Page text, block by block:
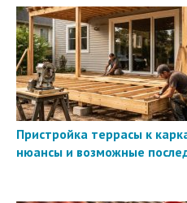
Пристройка террасы к
нюансы и возможные